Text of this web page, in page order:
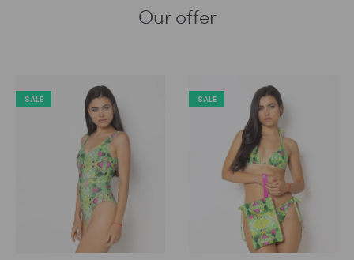
Our offer
SALE SALE